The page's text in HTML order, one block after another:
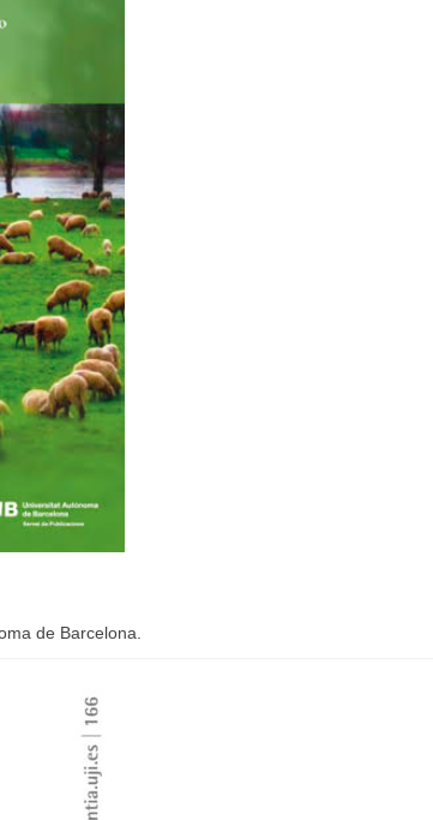
de Barcelona.